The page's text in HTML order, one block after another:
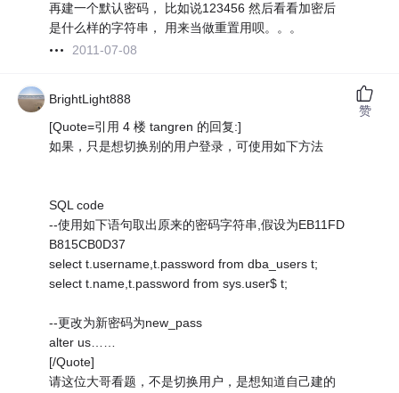
再建一个默认密码， 比如说123456 然后看看加密后
是什么样的字符串， 用来当做重置用呗。。。
2011-07-08
BrightLight888
[Quote=引用 4 楼 tangren 的回复:]
如果，只是想切换别的用户登录，可使用如下方法
SQL code
--使用如下语句取出原来的密码字符串,假设为EB11FD
B815CB0D37
select t.username,t.password from dba_users t;
select t.name,t.password from sys.user$ t;
--更改为新密码为new_pass
alter us……
[/Quote]
请这位大哥看题，不是切换用户，是想知道自己建的
赞